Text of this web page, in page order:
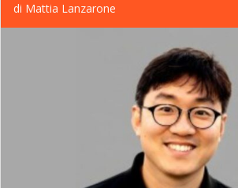
di Mattia Lanzarone